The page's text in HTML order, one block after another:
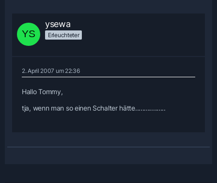
ysewa
Erleuchteter
2. April 2007 um 22:36
Hallo Tommy,
tja, wenn man so einen Schalter hätte.................